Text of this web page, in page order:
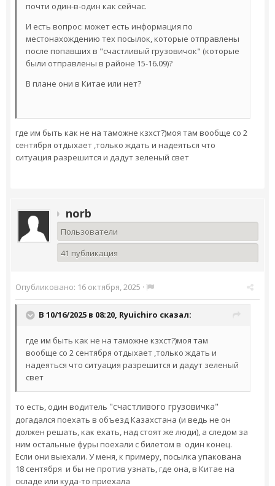
почти один-в-один как сейчас.
И есть вопрос: может есть информация по
местонахождению тех посылок, которые отправлены
после попавших в "счастливый грузовичок" (которые
были отправлены в районе 15-16.09)?
В плане они в Китае или нет?
где им быть как не на таможне кзхст?)моя там вообще со 2
сентября отдыхает ,только ждать и надеяться что
ситуация разрешится и дадут зеленый свет
norb
Пользователи
41 публикация
Опубликовано: 16 октября, 2025 ·
В 10/16/2025 в 08:20, Ryuichiro сказал:
где им быть как не на таможне кзхст?)моя там
вообще со 2 сентября отдыхает ,только ждать и
надеяться что ситуация разрешится и дадут зеленый
свет
то есть, один водитель "счастливого грузовичка"
догадался поехать в объезд Казахстана (и ведь не он
должен решать, как ехать, над стоят же люди), а следом за
ним остальные фуры поехали с билетом в один конец.
Если они выехали. У меня, к примеру, посылка упакована
18 сентября и бы не против узнать, где она, в Китае на
складе или куда-то приехала